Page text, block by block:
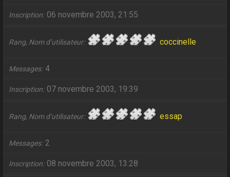
Inscription 06 novembre 2003, 21:55
Rang, Nom d’utilisateur coccinelle
Messages 4
Inscription 07 novembre 2003, 19:39
Rang, Nom d’utilisateur essap
Messages 2
Inscription 08 novembre 2003, 13:28